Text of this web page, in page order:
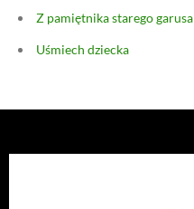
Z pamiętnika starego garusa
Uśmiech dziecka